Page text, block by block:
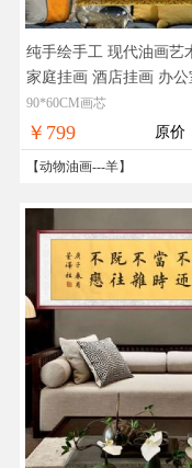
纯手绘手工 现代油画艺
家庭挂画 酒店挂画 办
画，批发油画，在线支
90*60CM画芯
￥799 原价
【动物油画---羊】